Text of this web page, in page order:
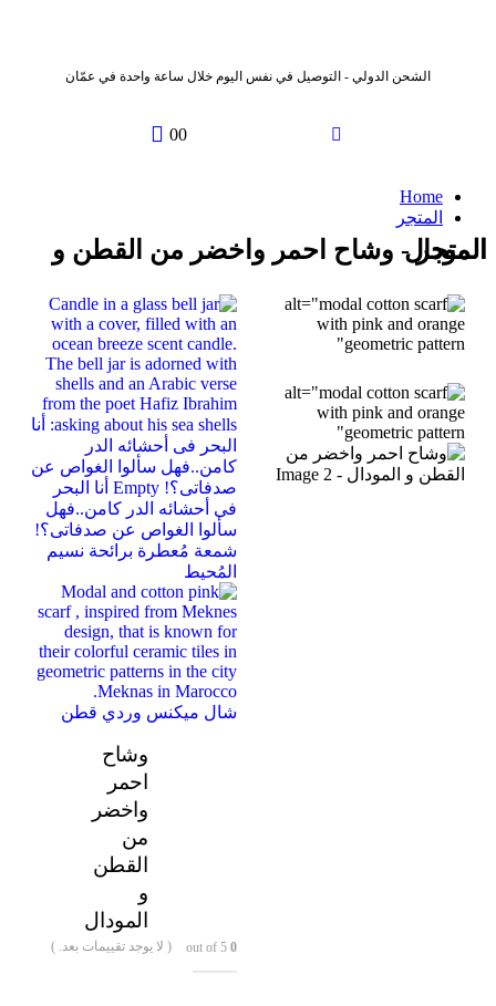
الشحن الدولي - التوصيل في نفس اليوم خلال ساعة واحدة في عمّان
00
Home
المتجر
المتجر - وشاح احمر واخضر من القطن و المودال
شمعة مُعطرة برائحة نسيم
المُحيط
شال ميكنس وردي قطن
وشاح
احمر
واخضر
من
القطن
و
المودال
0 ( لا يوجد تقييمات بعد. )